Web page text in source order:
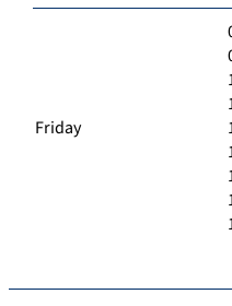
Friday